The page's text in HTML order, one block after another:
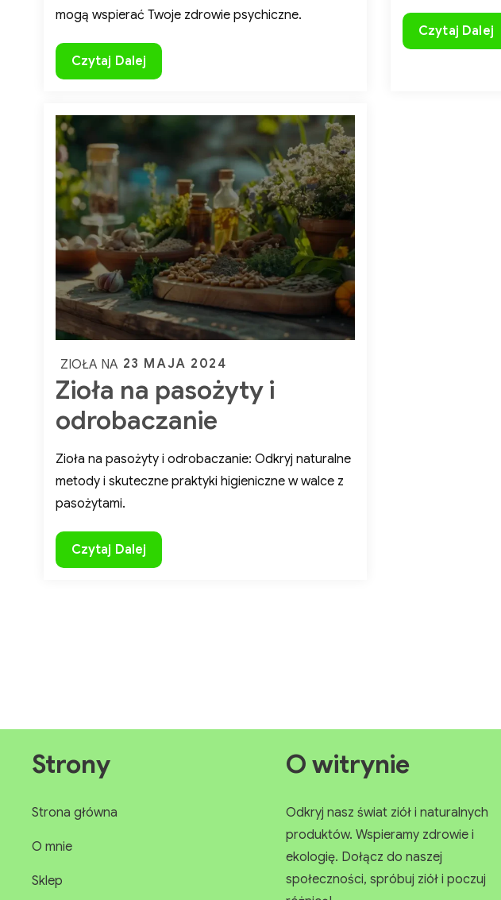
mogą wspierać Twoje zdrowie psychiczne.
Zioła
i
na
wzmocnienie
odporności
Czytaj Dalej
Zioła
na
Czytaj Dalej
ZIOŁA NA Posted
on
23 MAJA 2024
Zioła na pasożyty i
odrobaczanie
Zioła na pasożyty i odrobaczanie: Odkryj naturalne
metody i skuteczne praktyki higieniczne w walce z
pasożytami.
Zioła
na
Czytaj Dalej
Strony
Strona główna
O mnie
Sklep
O witrynie
Odkryj nasz świat ziół i naturalnych
produktów. Wspieramy zdrowie i
ekologię. Dołącz do naszej
społeczności, spróbuj ziół i poczuj
Poznaj moje poradniki
i harmonii. W sklepie
najnowszych badaniach
zdrowy styl życia krok po
Twoja podróż do zdrowia